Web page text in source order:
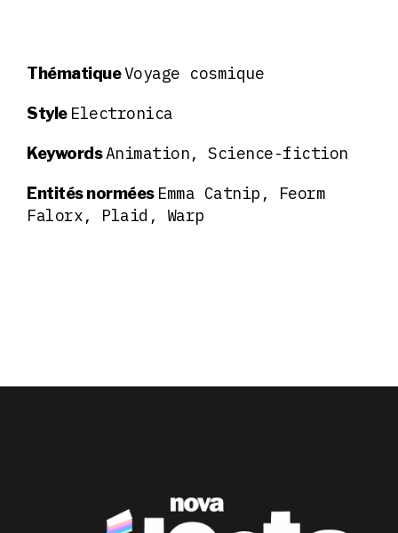
ThématiqueVoyage cosmique
Style Electronica
KeywordsAnimation, Science-fiction
Entités normées Emma Catnip, Feorm
Falorx, Plaid, Warp